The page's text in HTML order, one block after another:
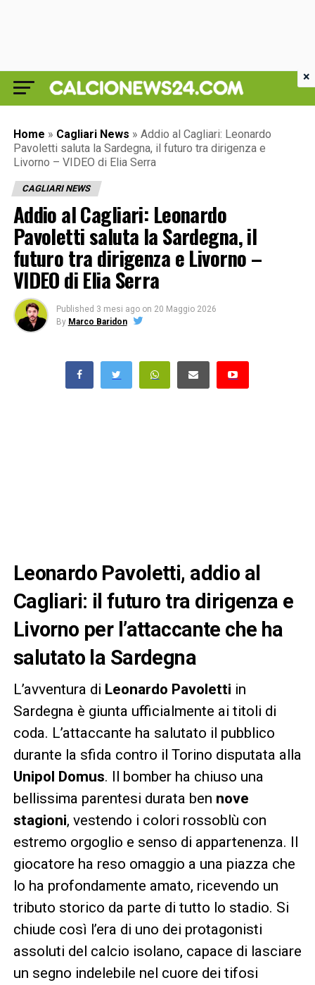
Home » Cagliari News » Addio al Cagliari: Leonardo
Pavoletti saluta la Sardegna, il futuro tra dirigenza e
Livorno – VIDEO di Elia Serra
CAGLIARI NEWS
Addio al Cagliari: Leonardo
Pavoletti saluta la Sardegna, il
futuro tra dirigenza e Livorno –
VIDEO di Elia Serra
Published 3 mesi ago on 20 Maggio 2026
By Marco Baridon
Leonardo Pavoletti, addio al
Cagliari: il futuro tra dirigenza e
Livorno per l’attaccante che ha
salutato la Sardegna
L’avventura di Leonardo Pavoletti in
Sardegna è giunta ufficialmente ai titoli di
coda. L’attaccante ha salutato il pubblico
durante la sfida contro il Torino disputata alla
Unipol Domus. Il bomber ha chiuso una
bellissima parentesi durata ben nove
stagioni, vestendo i colori rossoblù con
estremo orgoglio e senso di appartenenza. Il
giocatore ha reso omaggio a una piazza che
lo ha profondamente amato, ricevendo un
tributo storico da parte di tutto lo stadio. Si
chiude così l’era di uno dei protagonisti
assoluti del calcio isolano, capace di lasciare
un segno indelebile nel cuore dei tifosi
×